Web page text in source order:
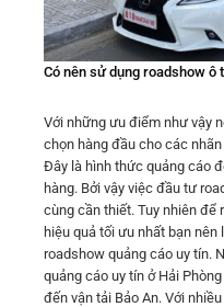
Có nên sử dụng roadshow ô
Với những ưu điểm như vậy
chọn hàng đầu cho các
Đây là hình thức quảng cáo
hàng. Bởi vậy việc đầu tư
cùng cần thiết. Tuy nhiên
hiệu quả tối ưu nhất bạn
roadshow quảng cáo uy tín.
quảng cáo uy tín ở Hải
đến vận tải Bảo An. Với